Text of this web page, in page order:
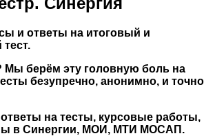
и ответы на итоговый и
Мы берём эту головную боль на
безупречно, анонимно, и точно
на тесты, курсовые работы,
в Синергии, МОИ, МТИ МОСАП.